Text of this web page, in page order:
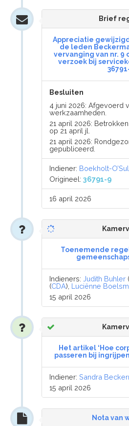
Brief
Appreciatie
de leden
vervanging van nr.
verzoek bij
Besluiten
4 juni 2026: Afgevoerd
werkzaamheden.
21 april 2026:
op 21 april jl.
21 april 2026:
gepubliceerd.
Indiener: Boekholt-
Origineel:36791-9
16 april 2026
Toenemende
Indieners:Judith Buhler (
(CDA), Luciënne
15 april 2026
Het artikel ‘Hoe
passeren bij
Indiener:Sandra
15 april 2026
Nota van